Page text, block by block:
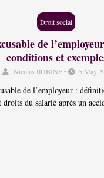
Droit social
de
conditions et
Nicolas ROBINE• 5 May
de l’employeur :
droits du salarié après un